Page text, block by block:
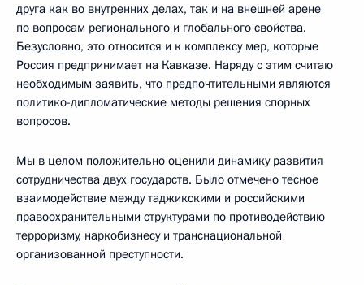
друга как во внутренних делах, так и на внешней арене
по вопросам регионального и глобального свойства.
Безусловно, это относится и к комплексу мер, которые
Россия предпринимает на Кавказе. Наряду с этим считаю
необходимым заявить, что предпочтительными являются
политико-дипломатические методы решения спорных
вопросов.
Мы в целом положительно оценили динамику развития
сотрудничества двух государств. Было отмечено тесное
взаимодействие между таджикскими и российскими
правоохранительными структурами по противодействию
терроризму, наркобизнесу и транснациональной
организованной преступности.